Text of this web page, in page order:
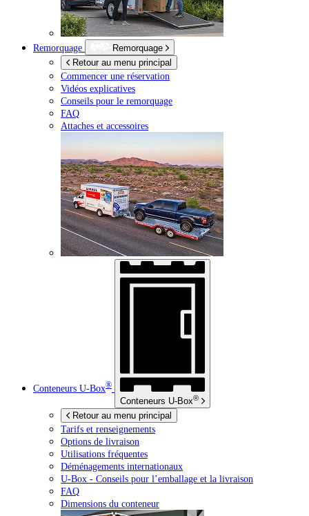
Remorquage
Remorquage
Retour au menu principal
Commencer une réservation
Vidéos explicatives
Conseils pour le remorquage
FAQ
Attaches et accessoires
Conteneurs U-Box®
Conteneurs U-Box®
Retour au menu principal
Tarifs et renseignements
Options de livraison
Utilisations fréquentes
Déménagements internationaux
U-Box - Conseils pour l’emballage et la livraison
FAQ
Dimensions du conteneur